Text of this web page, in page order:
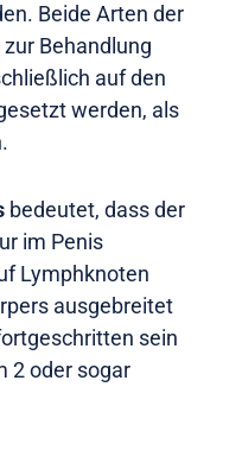
Beide Arten der
Behandlung
auf den
werden, als
bedeutet, dass der
im Penis
Lymphknoten
ausgebreitet
sein
2 oder sogar